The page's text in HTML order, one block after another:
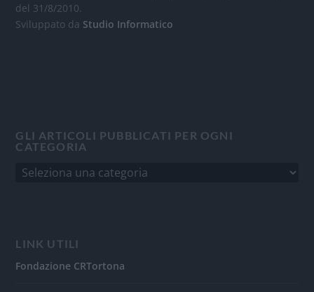
del 31/8/2010.
Sviluppato da Studio Informatico
GLI ARTICOLI PUBBLICATI PER OGNI
CATEGORIA
LINK UTILI
Fondazione CRTortona